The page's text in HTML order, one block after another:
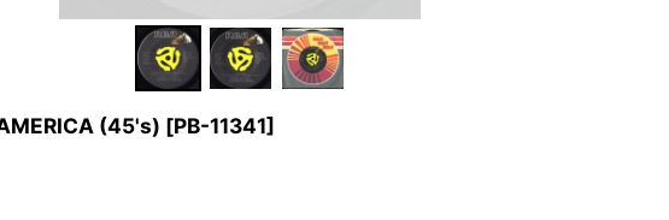
(45's) [PB-11341]